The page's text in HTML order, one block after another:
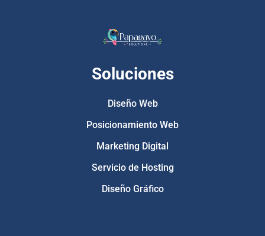
Soluciones
Diseño Web
Posicionamiento Web
Marketing Digital
Servicio de Hosting
Diseño Gráfico